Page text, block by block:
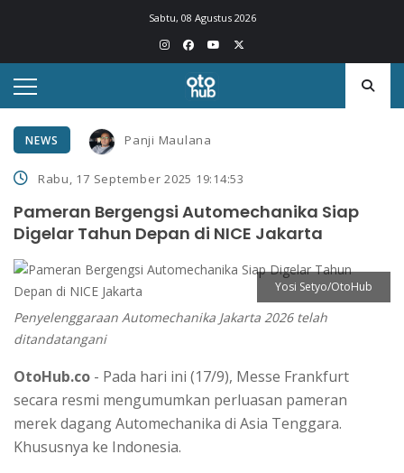
Sabtu, 08 Agustus 2026
NEWS Panji Maulana
Rabu, 17 September 2025 19:14:53
Pameran Bergengsi Automechanika Siap
Digelar Tahun Depan di NICE Jakarta
Yosi Setyo/OtoHub
Penyelenggaraan Automechanika Jakarta 2026 telah
ditandatangani
OtoHub.co - Pada hari ini (17/9), Messe Frankfurt
secara resmi mengumumkan perluasan pameran
merek dagang Automechanika di Asia Tenggara.
Khususnya ke Indonesia.